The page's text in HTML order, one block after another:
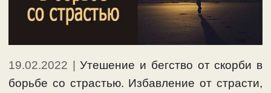
19.02.2022 |Утешение и бегство от скорби в
борьбе со страстью. Избавление от страсти,